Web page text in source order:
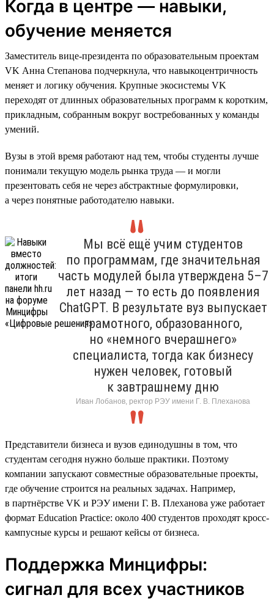
Когда в центре — навыки,
обучение меняется
Заместитель вице-президента по образовательным проектам
VK Анна Степанова подчеркнула, что навыкоцентричность
меняет и логику обучения. Крупные экосистемы VK
переходят от длинных образовательных программ к коротким,
прикладным, собранным вокруг востребованных у команды
умений.
Вузы в этой время работают над тем, чтобы студенты лучше
понимали текущую модель рынка труда — и могли
презентовать себя не через абстрактные формулировки,
а через понятные работодателю навыки.
Мы всё ещё учим студентов
по программам, где значительная
часть модулей была утверждена 5–7
лет назад — то есть до появления
ChatGPT. В результате вуз выпускает
грамотного, образованного,
но «немного вчерашнего»
специалиста, тогда как бизнесу
нужен человек, готовый
к завтрашнему дню
Иван Лобанов, ректор РЭУ имени Г. В. Плеханова
Представители бизнеса и вузов единодушны в том, что
студентам сегодня нужно больше практики. Поэтому
компании запускают совместные образовательные проекты,
где обучение строится на реальных задачах. Например,
в партнёрстве VK и РЭУ имени Г. В. Плеханова уже работает
формат Education Practice: около 400 студентов проходят кросс-
кампусные курсы и решают кейсы от бизнеса.
Поддержка Минцифры:
сигнал для всех участников